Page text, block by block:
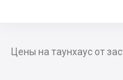
Цены на таунхаус от